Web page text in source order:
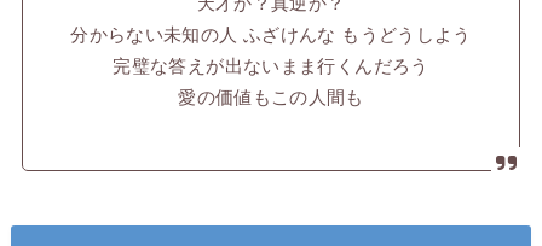
分からない未知の人 ふざけんな もうどうしよう
完璧な答えが出ないまま行くんだろう
愛の価値もこの人間も